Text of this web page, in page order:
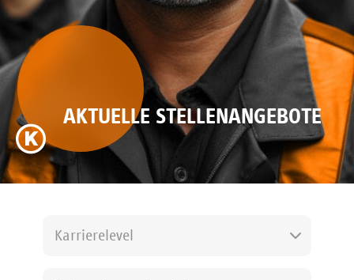
AKTUELLE STELLENANGEBOTE
Karrierelevel